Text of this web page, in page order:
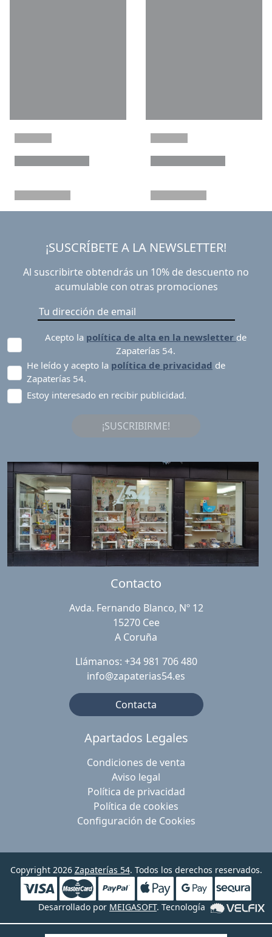
¡SUSCRÍBETE A LA NEWSLETTER!
Al suscribirte obtendrás un 10% de descuento no
acumulable con otras promociones
Acepto la política de alta en la newsletter de
Zapaterías 54.
He leído y acepto la política de privacidad de
Zapaterías 54.
Estoy interesado en recibir publicidad.
¡SUSCRIBIRME!
Contacto
Avda. Fernando Blanco, Nº 12
15270 Cee
A Coruña
Llámanos: +34 981 706 480
info@zapaterias54.es
Contacta
Apartados Legales
Condiciones de venta
Aviso legal
Política de privacidad
Política de cookies
Configuración de Cookies
Copyright 2026 Zapaterías 54. Todos los derechos reservados.
Desarrollado por MEIGASOFT. Tecnología